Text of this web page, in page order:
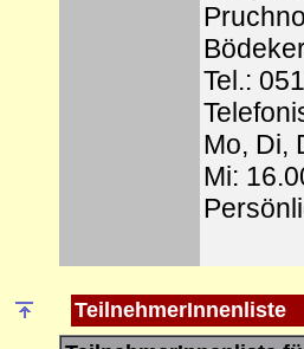
Tel.:
Mo, Di,
Mi:
TeilnehmerInnenliste